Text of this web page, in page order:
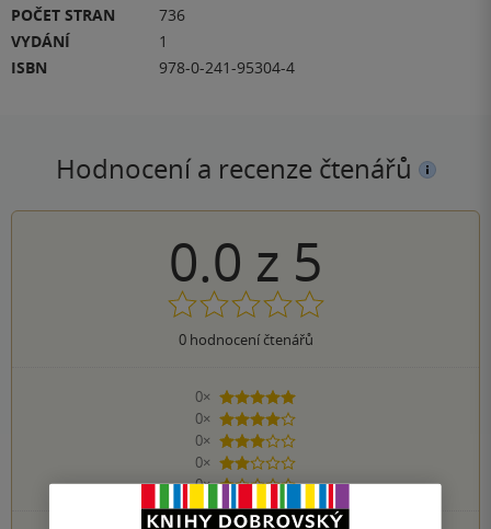
POČET STRAN
736
VYDÁNÍ
1
ISBN
978-0-241-95304-4
Hodnocení a recenze čtenářů
0.0 z 5
0hodnocení čtenářů
0×
5 hvězdiček
0×
4 hvězdičky
0×
3 hvězdičky
0×
2 hvězdičky
0×
1 hvezdička